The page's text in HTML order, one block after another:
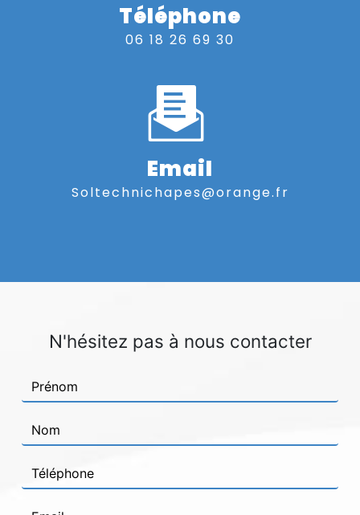
Téléphone
06 18 26 69 30
Email
soltechnichapes@orange.fr
N'hésitez pas à nous contacter